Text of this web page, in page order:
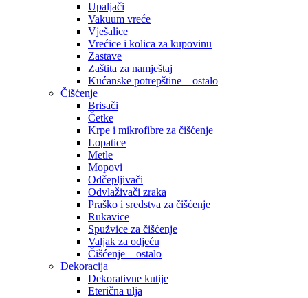
Upaljači
Vakuum vreće
Vješalice
Vrećice i kolica za kupovinu
Zastave
Zaštita za namještaj
Kućanske potrepštine – ostalo
Čišćenje
Brisači
Četke
Krpe i mikrofibre za čišćenje
Lopatice
Metle
Mopovi
Odčepljivači
Odvlaživači zraka
Praško i sredstva za čišćenje
Rukavice
Spužvice za čišćenje
Valjak za odjeću
Čišćenje – ostalo
Dekoracija
Dekorativne kutije
Eterična ulja